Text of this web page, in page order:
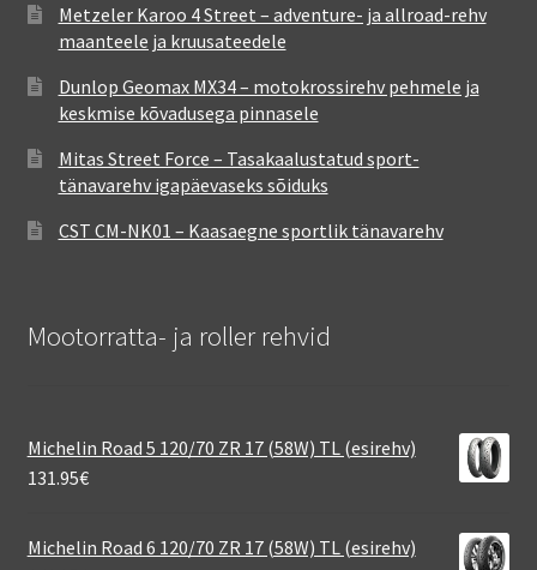
Metzeler Karoo 4 Street – adventure- ja allroad-rehv
maanteele ja kruusateedele
Dunlop Geomax MX34 – motokrossirehv pehmele ja
keskmise kõvadusega pinnasele
Mitas Street Force – Tasakaalustatud sport-
tänavarehv igapäevaseks sõiduks
CST CM-NK01 – Kaasaegne sportlik tänavarehv
Mootorratta- ja roller rehvid
Michelin Road 5 120/70 ZR 17 (58W) TL (esirehv)
131.95€
Michelin Road 6 120/70 ZR 17 (58W) TL (esirehv)